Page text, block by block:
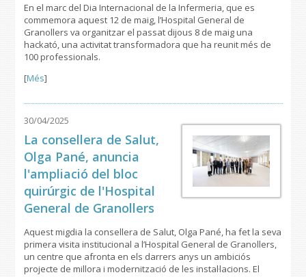
En el marc del Dia Internacional de la Infermeria, que es
commemora aquest 12 de maig, l’Hospital General de
Granollers va organitzar el passat dijous 8 de maig una
hackató, una activitat transformadora que ha reunit més de
100 professionals.
[Més]
30/04/2025
La consellera de Salut,
Olga Pané, anuncia
l'ampliació del bloc
quirúrgic de l'Hospital
General de Granollers
Aquest migdia la consellera de Salut, Olga Pané, ha fet la seva
primera visita institucional a l’Hospital General de Granollers,
un centre que afronta en els darrers anys un ambiciós
projecte de millora i modernització de les instal·lacions. El